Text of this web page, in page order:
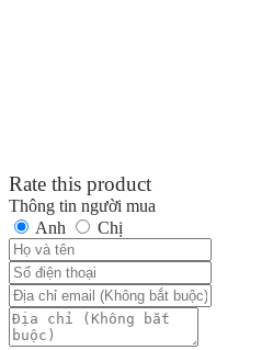
Rate this product
Thông tin người mua
Anh
Chị